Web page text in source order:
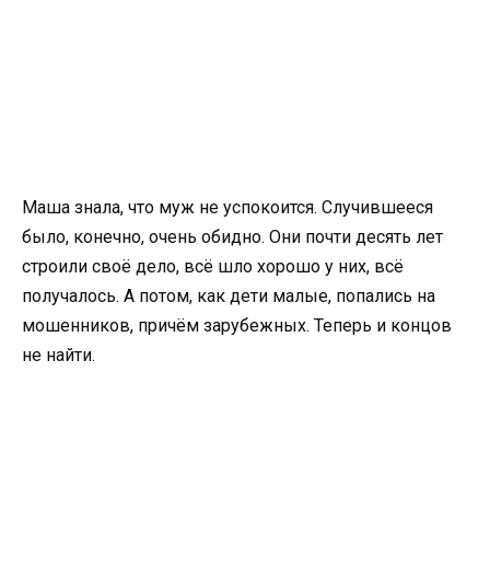
Маша знала, что муж не успокоится. Случившееся
было, конечно, очень обидно. Они почти десять лет
строили своё дело, всё шло хорошо у них, всё
получалось. А потом, как дети малые, попались на
мошенников, причём зарубежных. Теперь и концов
не найти.